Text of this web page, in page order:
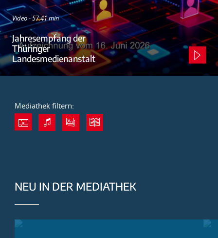
Video - 57:41 min
Jahresempfang der
Thüringer
Landesmedienanstalt
Mediathek filtern:
NEU IN DER MEDIATHEK